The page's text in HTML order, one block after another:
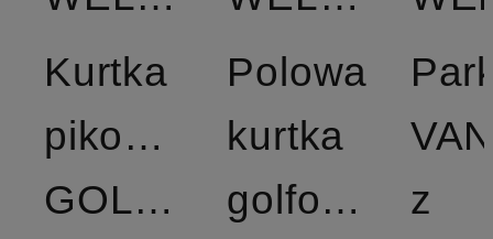
Kurtka
pikowana
GOLDMINE
Polowa
kurtka
golfowa
z